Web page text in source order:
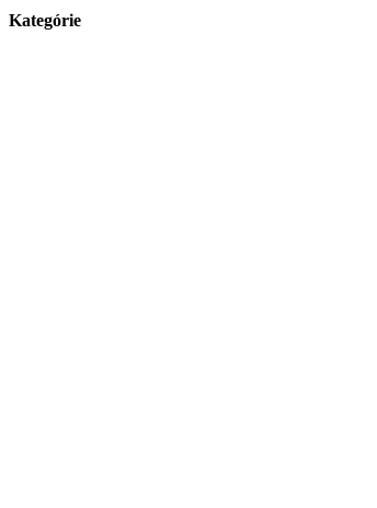
Kategórie